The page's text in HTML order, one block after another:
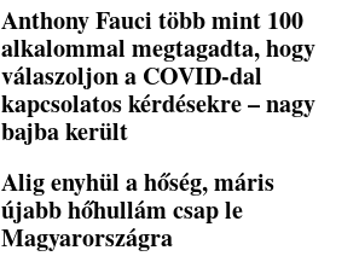
Anthony Fauci több mint 100
alkalommal megtagadta, hogy
válaszoljon a COVID-dal
kapcsolatos kérdésekre – nagy
bajba került
Alig enyhül a hőség, máris
újabb hőhullám csap le
Magyarországra